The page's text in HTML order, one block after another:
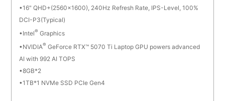
16" QHD+(2560x1600), 240Hz Refresh Rate, IPS-Level, 100%
DCI-P3(Typical)
Intel® Graphics
NVIDIA® GeForce RTX™ 5070 Ti Laptop GPU powers advanced
AI with 992 AI TOPS
8GB*2
1TB*1 NVMe SSD PCIe Gen4